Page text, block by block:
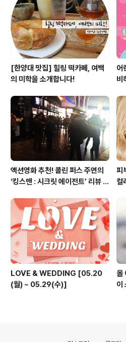
[한양대 맛집] 힐링 떡카페, 여백
의 미학을 소개합니다!
어
비
~
액션영화 추천! 콜린 퍼스 주연의
‘킹스맨 : 시크릿 에이전트’ 리뷰 &
피
컬
LOVE & WEDDING [05.20
(월) ~ 05.29(수)]
올
이